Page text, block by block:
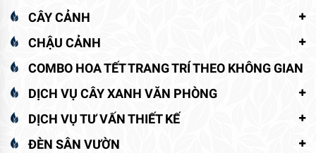
CÂY CẢNH
CHẬU CẢNH
COMBO HOA TẾT TRANG TRÍ THEO KHÔNG GIAN
DỊCH VỤ CÂY XANH VĂN PHÒNG
DỊCH VỤ TƯ VẤN THIẾT KẾ
ĐÈN SÂN VƯỜN